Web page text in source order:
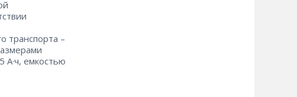
транспорта –
А·ч, емкостью